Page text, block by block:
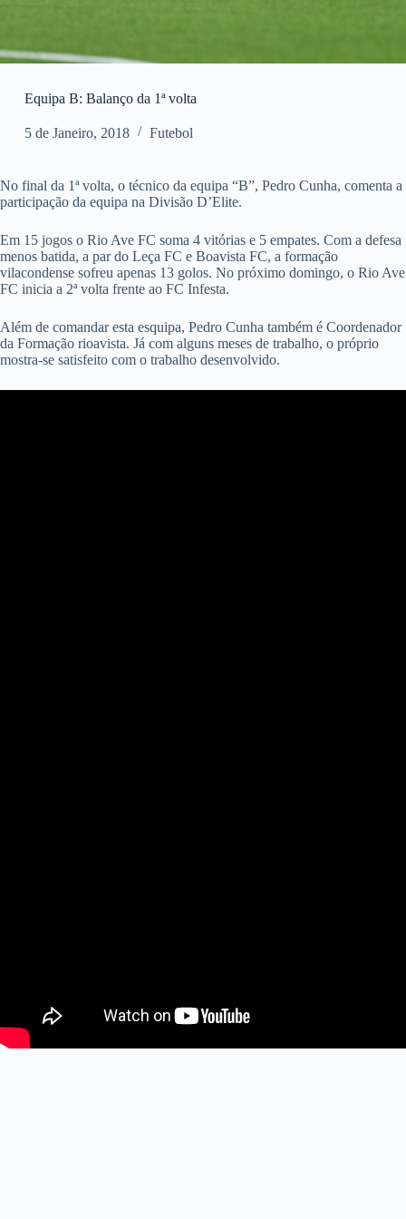
Equipa B: Balanço da 1ª volta
5 de Janeiro, 2018 Futebol
No final da 1ª volta, o técnico da equipa “B”, Pedro Cunha, comenta a
participação da equipa na Divisão D’Elite.
Em 15 jogos o Rio Ave FC soma 4 vitórias e 5 empates. Com a defesa
menos batida, a par do Leça FC e Boavista FC, a formação
vilacondense sofreu apenas 13 golos. No próximo domingo, o Rio Ave
FC inicia a 2ª volta frente ao FC Infesta.
Além de comandar esta esquipa, Pedro Cunha também é Coordenador
da Formação rioavista. Já com alguns meses de trabalho, o próprio
mostra-se satisfeito com o trabalho desenvolvido.